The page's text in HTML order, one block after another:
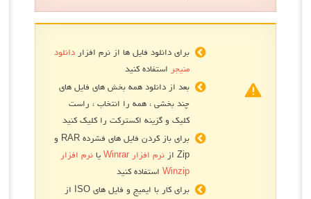
برای دانلود فایل ها از نرم افزار دانلود
منیجر استفاده کنید
بعد از دانلود همه بخش های فایل های
چند بخشی ، همه را انتخاب ، راست
کلیک و گزینه اکسترکت را کلیک کنید
برای باز کردن فایل های فشرده RAR و
Zip از
نرم افزار Winrar یا نرم افزار
Winzipاستفاده کنید
برای کار با ایمیج و فایل های ISO از